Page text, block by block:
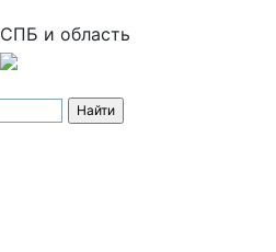
СПБ и область